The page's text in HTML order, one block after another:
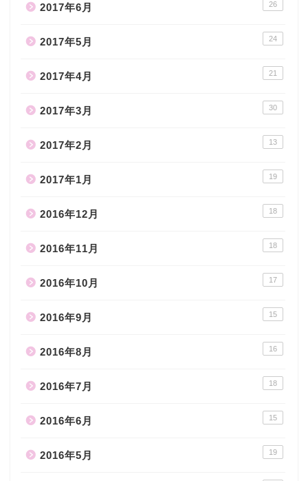
2017年6月 26
2017年5月 24
2017年4月 21
2017年3月 30
2017年2月 13
2017年1月 19
2016年12月 18
2016年11月 18
2016年10月 17
2016年9月 15
2016年8月 16
2016年7月 18
2016年6月 15
2016年5月 19